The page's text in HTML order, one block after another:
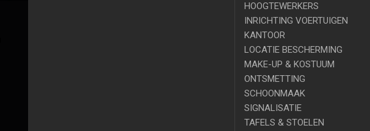
HOOGTEWERKERS
INRICHTING VOERTUIGEN
KANTOOR
LOCATIE BESCHERMING
MAKE-UP & KOSTUUM
ONTSMETTING
SCHOONMAAK
SIGNALISATIE
TAFELS & STOELEN